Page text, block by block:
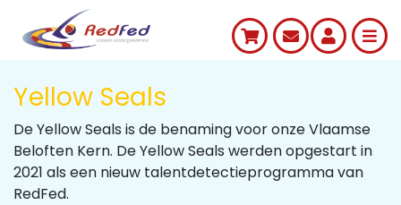
Yellow Seals
De Yellow Seals is de benaming voor onze Vlaamse
Beloften Kern. De Yellow Seals werden opgestart in
2021 als een nieuw talentdetectieprogramma van
RedFed.